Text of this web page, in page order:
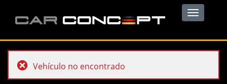
Toggle
navigation
Vehículo no encontrado